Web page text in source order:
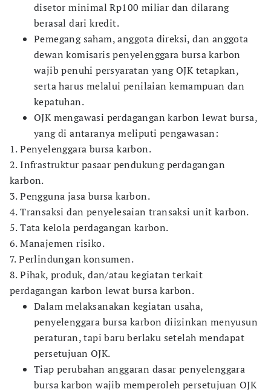
disetor minimal Rp100 miliar dan dilarang
berasal dari kredit.
Pemegang saham, anggota direksi, dan anggota
dewan komisaris penyelenggara bursa karbon
wajib penuhi persyaratan yang OJK tetapkan,
serta harus melalui penilaian kemampuan dan
kepatuhan.
OJK mengawasi perdagangan karbon lewat bursa,
yang di antaranya meliputi pengawasan:
1. Penyelenggara bursa karbon.
2. Infrastruktur pasaar pendukung perdagangan
karbon.
3. Pengguna jasa bursa karbon.
4. Transaksi dan penyelesaian transaksi unit karbon.
5. Tata kelola perdagangan karbon.
6. Manajemen risiko.
7. Perlindungan konsumen.
8. Pihak, produk, dan/atau kegiatan terkait
perdagangan karbon lewat bursa karbon.
Dalam melaksanakan kegiatan usaha,
penyelenggara bursa karbon diizinkan menyusun
peraturan, tapi baru berlaku setelah mendapat
persetujuan OJK.
Tiap perubahan anggaran dasar penyelenggara
bursa karbon wajib memperoleh persetujuan OJK